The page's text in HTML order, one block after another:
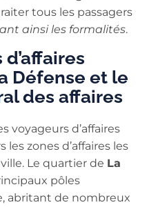
tous les passagers
ainsi les formalités.
d’affaires
Défense et le
des affaires
voyageurs d’affaires
zones d’affaires les
Le quartier de La
pôles
abritant de nombreux